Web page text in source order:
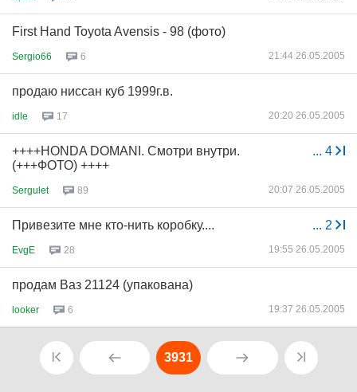
First Hand Toyota Avensis - 98 (фото)
Sergio66 6 21:44 26.05.2005
продаю ниссан куб 1999г.в.
idle 17 20:20 26.05.2005
... 4
++++HONDA DOMANI. Смотри внутри.
(+++ФОТО) ++++
Sergulet 89 20:07 26.05.2005
... 2
Привезите мне кто-нить коробку....
EvgE 28 19:55 26.05.2005
продам Ваз 21124 (упакована)
looker 6 19:37 26.05.2005
3931